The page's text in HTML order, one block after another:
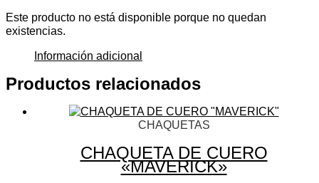
Este producto no está disponible porque no quedan
existencias.
Información adicional
Productos relacionados
CHAQUETAS
CHAQUETA DE CUERO
«MAVERICK»